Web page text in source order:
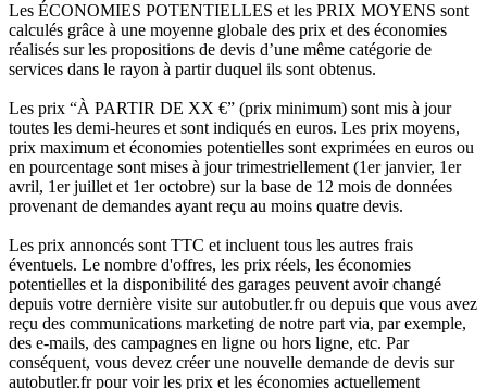
Les ÉCONOMIES POTENTIELLES et les PRIX MOYENS sont
calculés grâce à une moyenne globale des prix et des économies
réalisés sur les propositions de devis d’une même catégorie de
services dans le rayon à partir duquel ils sont obtenus.
Les prix “À PARTIR DE XX €” (prix minimum) sont mis à jour
toutes les demi-heures et sont indiqués en euros. Les prix moyens,
prix maximum et économies potentielles sont exprimées en euros ou
en pourcentage sont mises à jour trimestriellement (1er janvier, 1er
avril, 1er juillet et 1er octobre) sur la base de 12 mois de données
provenant de demandes ayant reçu au moins quatre devis.
Les prix annoncés sont TTC et incluent tous les autres frais
éventuels. Le nombre d'offres, les prix réels, les économies
potentielles et la disponibilité des garages peuvent avoir changé
depuis votre dernière visite sur autobutler.fr ou depuis que vous avez
reçu des communications marketing de notre part via, par exemple,
des e-mails, des campagnes en ligne ou hors ligne, etc. Par
conséquent, vous devez créer une nouvelle demande de devis sur
autobutler.fr pour voir les prix et les économies actuellement